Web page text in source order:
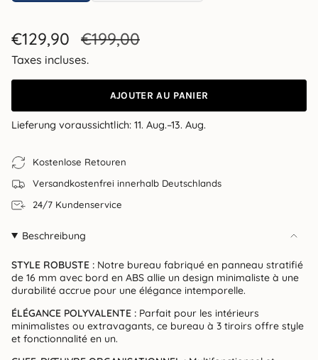
Prix
de
vente
€129,90 Prix
régulier
€199,00
Taxes incluses.
AJOUTER AU PANIER
Lieferung voraussichtlich: 11. Aug.–13. Aug.
Kostenlose Retouren
Versandkostenfrei innerhalb Deutschlands
24/7 Kundenservice
Beschreibung
STYLE ROBUSTE : Notre bureau fabriqué en panneau stratifié
de 16 mm avec bord en ABS allie un design minimaliste à une
durabilité accrue pour une élégance intemporelle.
ÉLÉGANCE POLYVALENTE : Parfait pour les intérieurs
minimalistes ou extravagants, ce bureau à 3 tiroirs offre style
et fonctionnalité en un.